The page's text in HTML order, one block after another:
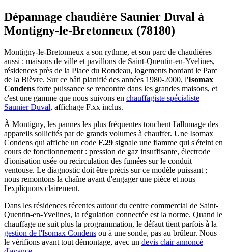
Dépannage chaudière Saunier Duval à
Montigny-le-Bretonneux (78180)
Montigny-le-Bretonneux a son rythme, et son parc de chaudières
aussi : maisons de ville et pavillons de Saint-Quentin-en-Yvelines,
résidences près de la Place du Rondeau, logements bordant le Parc
de la Bièvre. Sur ce bâti planifié des années 1980-2000, l'Isomax
Condens forte puissance se rencontre dans les grandes maisons, et
c'est une gamme que nous suivons en chauffagiste spécialiste
Saunier Duval, affichage F.xx inclus.
À Montigny, les pannes les plus fréquentes touchent l'allumage des
appareils sollicités par de grands volumes à chauffer. Une Isomax
Condens qui affiche un code F.29 signale une flamme qui s'éteint en
cours de fonctionnement : pression de gaz insuffisante, électrode
d'ionisation usée ou recirculation des fumées sur le conduit
ventouse. Le diagnostic doit être précis sur ce modèle puissant ;
nous remontons la chaîne avant d'engager une pièce et nous
l'expliquons clairement.
Dans les résidences récentes autour du centre commercial de Saint-
Quentin-en-Yvelines, la régulation connectée est la norme. Quand le
chauffage ne suit plus la programmation, le défaut tient parfois à la
gestion de l'Isomax Condens ou à une sonde, pas au brûleur. Nous
le vérifions avant tout démontage, avec un devis clair annoncé